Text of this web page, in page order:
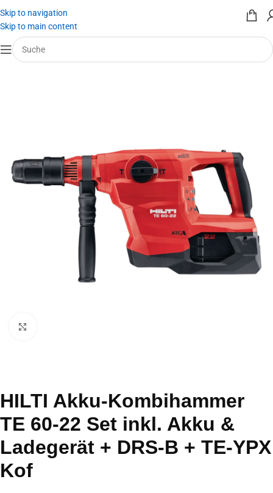
Skip to navigation
Skip to main content
Start
HILTI Akku-Kombihammer
TE 60-22 Set inkl. Akku &
Ladegerät + DRS-B + TE-YPX
Kof